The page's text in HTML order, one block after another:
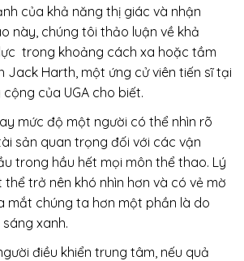
của khả năng thị giác và nhận
này, chúng tôi thảo luận về khả
trong khoảng cách xa hoặc tầm
Jack Harth, một ứng cử viên tiến sĩ tại
của UGA cho biết.
mức độ một người có thể nhìn rõ
sản quan trọng đối với các vận
trong hầu hết mọi môn thể thao. Lý
trở nên khó nhìn hơn và có vẻ mờ
mắt chúng ta hơn một phần là do
xanh.
điều khiển trung tâm, nếu quả